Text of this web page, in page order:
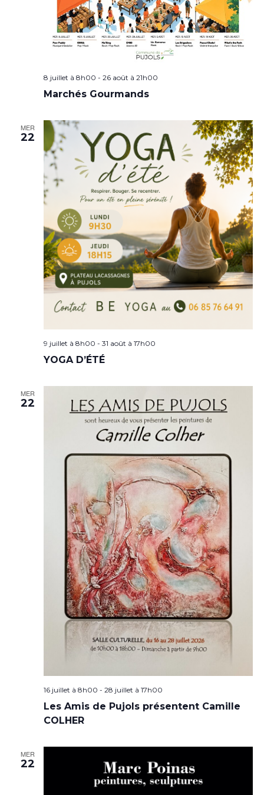
8 juillet à 8h00 - 26 août à 21h00
Marchés Gourmands
MER
22
9 juillet à 8h00 - 31 août à 17h00
YOGA D’ÉTÉ
MER
22
16 juillet à 8h00 - 28 juillet à 17h00
Les Amis de Pujols présentent Camille
COLHER
MER
22